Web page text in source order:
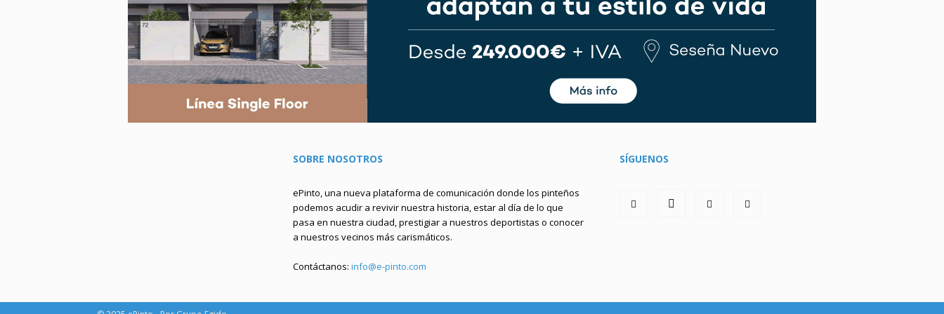
SOBRE NOSOTROS
ePinto, una nueva plataforma de comunicación donde los pinteños
podemos acudir a revivir nuestra historia, estar al día de lo que
pasa en nuestra ciudad, prestigiar a nuestros deportistas o conocer
a nuestros vecinos más carismáticos.
Contáctanos: info@e-pinto.com
SÍGUENOS